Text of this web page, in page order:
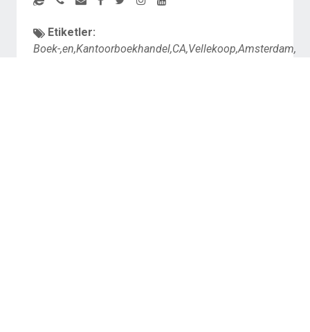
Etiketler:
Boek-,en,Kantoorboekhandel,CA,Vellekoop,Amsterdam,